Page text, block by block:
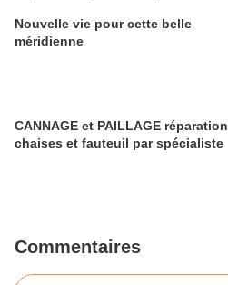
Nouvelle vie pour cette belle
méridienne
CANNAGE et PAILLAGE réparation
chaises et fauteuil par spécialiste
Commentaires